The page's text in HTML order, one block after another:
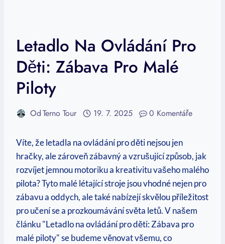
Letadlo Na Ovládání Pro
Děti: Zábava Pro Malé
Piloty
OdTerno Tour 19. 7. 2025 0 Komentáře
Víte, že letadla na ovládání pro děti nejsou jen
hračky, ale zároveň zábavný a vzrušující způsob, jak
rozvíjet jemnou motoriku a kreativitu vašeho malého
pilota? Tyto malé létající stroje jsou vhodné nejen pro
zábavu a oddych, ale také nabízejí skvělou příležitost
pro učení se a prozkoumávání světa letů. V našem
článku "Letadlo na ovládání pro děti: Zábava pro
malé piloty" se budeme věnovat všemu, co